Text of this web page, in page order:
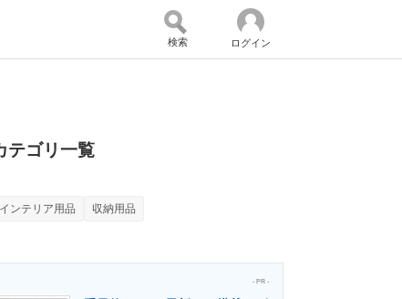
スの未来
ュニティ
検索 ログイン
テゴリ一覧
インテリア用品 収納用品
- PR -